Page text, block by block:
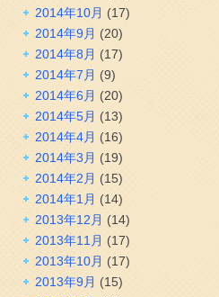
2014年10月 (17)
2014年9月 (20)
2014年8月 (17)
2014年7月 (9)
2014年6月 (20)
2014年5月 (13)
2014年4月 (16)
2014年3月 (19)
2014年2月 (15)
2014年1月 (14)
2013年12月 (14)
2013年11月 (17)
2013年10月 (17)
2013年9月 (15)